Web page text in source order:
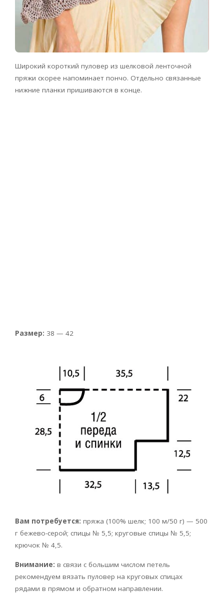
Широкий короткий пуловер из шелковой ленточной
пряжи скорее напоминает пончо. Отдельно связанные
нижние планки пришиваются в конце.
Размер: 38 — 42
Вам потребуется: пряжа (100% шелк; 100 м/50 г) — 500
г бежево-серой; спицы № 5,5; круговые спицы № 5,5;
крючок № 4,5.
Внимание: в связи с большим числом петель
рекомендуем вязать пуловер на круговых спицах
рядами в прямом и обратном направлении.